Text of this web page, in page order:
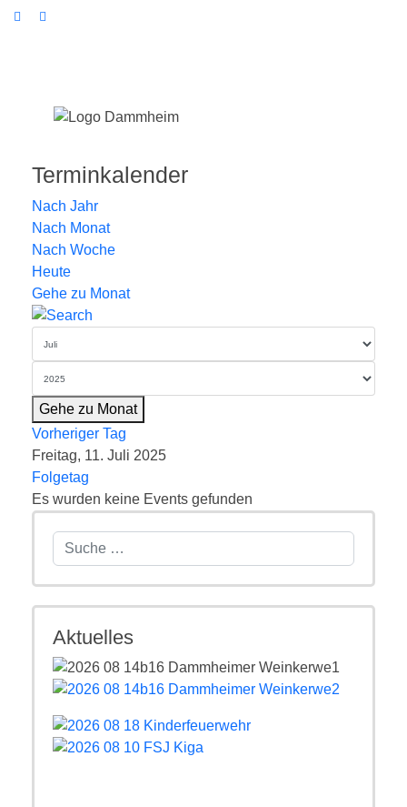
Terminkalender
Nach Jahr
Nach Monat
Nach Woche
Heute
Gehe zu Monat
Gehe zu Monat
Vorheriger Tag
Freitag, 11. Juli 2025
Folgetag
Es wurden keine Events gefunden
Suchen
Aktuelles